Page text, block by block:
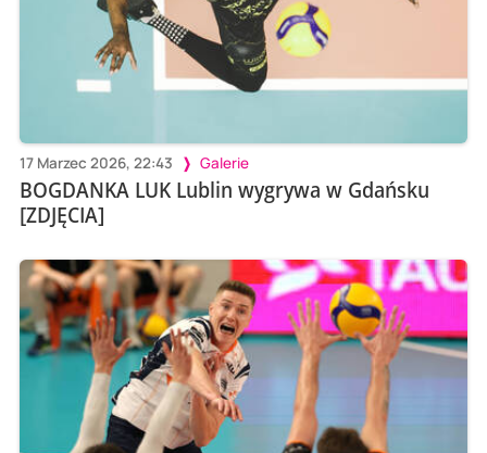
17 Marzec 2026, 22:43 Galerie
BOGDANKA LUK Lublin wygrywa w Gdańsku
[ZDJĘCIA]